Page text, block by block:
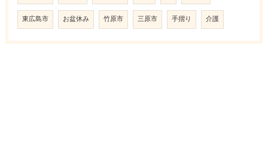
東広島市 お盆休み 竹原市 三原市 手摺り 介護